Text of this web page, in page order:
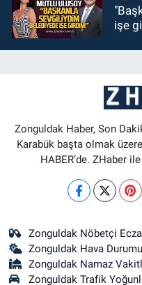
işe
Zonguldak Haber, Son
Karabük başta olmak
HABER’de. ZHaber
Zonguldak Nöbetçi
Zonguldak Hava Durumu
Zonguldak Namaz
Zonguldak Trafik